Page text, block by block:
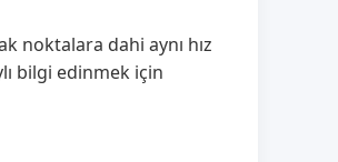
noktalara dahi aynı hız
bilgi edinmek için